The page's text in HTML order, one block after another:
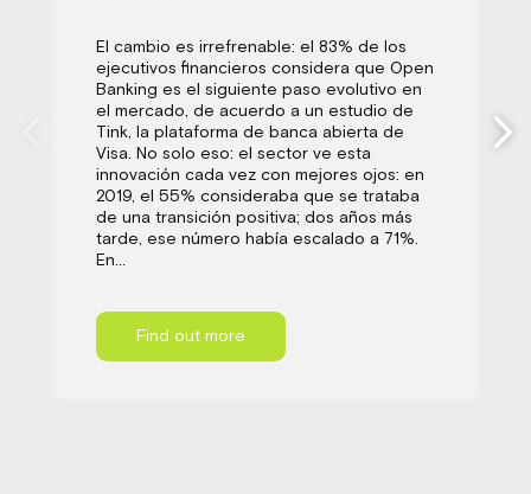
El cambio es irrefrenable: el 83% de los
ejecutivos financieros considera que Open
Banking es el siguiente paso evolutivo en
el mercado, de acuerdo a un estudio de
Tink, la plataforma de banca abierta de
Visa. No solo eso: el sector ve esta
innovación cada vez con mejores ojos: en
2019, el 55% consideraba que se trataba
de una transición positiva; dos años más
tarde, ese número había escalado a 71%.
En...
Find out more